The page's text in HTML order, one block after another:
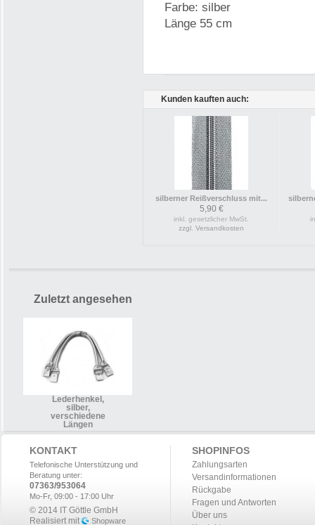
Farbe: silber
Länge 55 cm
Kunden kauften auch:
silberner Reißverschluss mit...
5,90 €
inkl. gesetzlicher MwSt.
zzgl. Versandkosten
Zuletzt angesehen
Lederhenkel,
silber,
verschiedene
Längen
KONTAKT
Telefonische Unterstützung und
Beratung unter:
07363/953064
Mo-Fr, 09:00 - 17:00 Uhr
© 2014 IT Göttle GmbH
Realisiert mit
Shopware
SHOPINFOS
Zahlungsarten
Versandinformationen
Rückgabe
Fragen und Antworten
Über uns